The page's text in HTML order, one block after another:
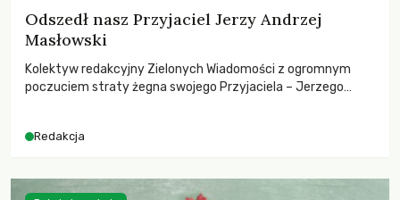
Odszedł nasz Przyjaciel Jerzy Andrzej
Masłowski
Kolektyw redakcyjny Zielonych Wiadomości z ogromnym
poczuciem straty żegna swojego Przyjaciela – Jerzego
Redakcja